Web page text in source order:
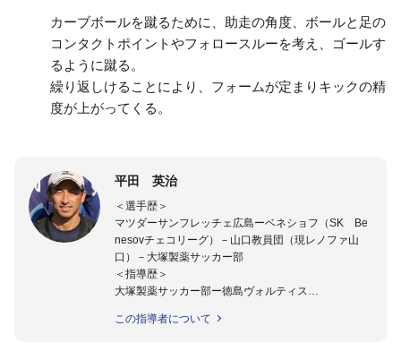
カーブボールを蹴るために、助走の角度、ボールと足の
コンタクトポイントやフォロースルーを考え、ゴールす
るように蹴る。
繰り返しけることにより、フォームが定まりキックの精
度が上がってくる。
平田 英治
＜選手歴＞
マツダーサンフレッチェ広島ーベネショフ（SK Be
nesovチェコリーグ）－山口教員団（現レノファ山
口）－大塚製薬サッカー部
＜指導歴＞
大塚製薬サッカー部ー徳島ヴォルティス
四国大学准教授。
この指導者について